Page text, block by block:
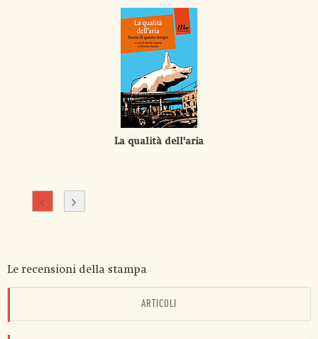
La qualità dell'aria
Le recensioni della stampa
ARTICOLI